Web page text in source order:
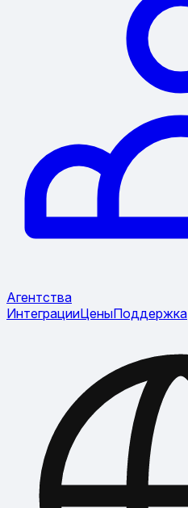
Агентства
ИнтеграцииЦеныПоддержка